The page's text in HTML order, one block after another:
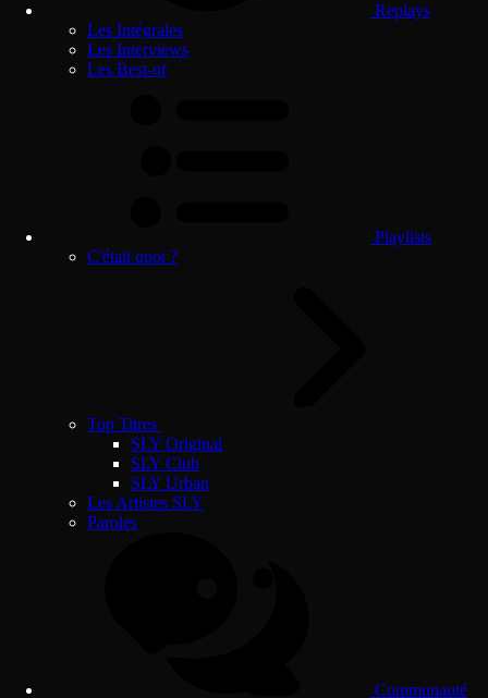
Replays
Les Intégrales
Les Interviews
Les Best-of
Playlists
C'était quoi ?
Top Titres
SLY Original
SLY Club
SLY Urban
Les Artistes SLY
Paroles
Communauté